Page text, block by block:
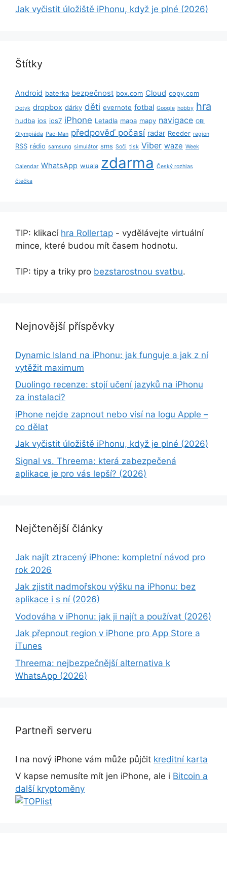
Jak vyčistit úložiště iPhonu, když je plné (2026)
Štítky
Android baterka bezpečnost box.com Cloud copy.com
Dotyk dropbox dárky děti evernote fotbal Google hobby hra
hudba ios ios7 iPhone Letadla mapa mapy navigace OBI
Olympiáda Pac-Man předpověď počasí radar Reeder region
RSS rádio samsung simulátor sms Soči tisk Viber waze Week
Calendar WhatsApp wuala zdarma Český rozhlas
čtečka
TIP: klikací hra Rollertap - vydělávejte virtuální
mince, které budou mít časem hodnotu.
TIP: tipy a triky pro bezstarostnou svatbu.
Nejnovější příspěvky
Dynamic Island na iPhonu: jak funguje a jak z ní
vytěžit maximum
Duolingo recenze: stojí učení jazyků na iPhonu
za instalaci?
iPhone nejde zapnout nebo visí na logu Apple –
co dělat
Jak vyčistit úložiště iPhonu, když je plné (2026)
Signal vs. Threema: která zabezpečená
aplikace je pro vás lepší? (2026)
Nejčtenější články
Jak najít ztracený iPhone: kompletní návod pro
rok 2026
Jak zjistit nadmořskou výšku na iPhonu: bez
aplikace i s ní (2026)
Vodováha v iPhonu: jak ji najít a používat (2026)
Jak přepnout region v iPhone pro App Store a
iTunes
Threema: nejbezpečnější alternativa k
WhatsApp (2026)
Partneři serveru
I na nový iPhone vám může půjčit kreditní karta
V kapse nemusíte mít jen iPhone, ale i Bitcoin a
další kryptoměny